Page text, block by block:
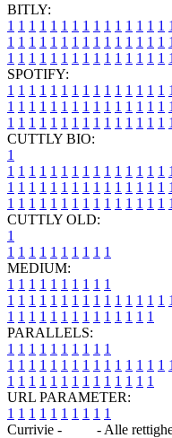
BITLY:
1 1 1 1 1 1 1 1 1 1 1 1 1 1 1 1
1 1 1 1 1 1 1 1 1 1 1 1 1 1 1 1
1 1 1 1 1 1 1 1 1 1 1 1 1 1 1 1
SPOTIFY:
1 1 1 1 1 1 1 1 1 1 1 1 1 1 1 1
1 1 1 1 1 1 1 1 1 1 1 1 1 1 1 1
1 1 1 1 1 1 1 1 1 1 1 1 1 1 1 1
CUTTLY BIO:
1
1 1 1 1 1 1 1 1 1 1 1 1 1 1 1 1
1 1 1 1 1 1 1 1 1 1 1 1 1 1 1 1
1 1 1 1 1 1 1 1 1 1 1 1 1 1 1 1
CUTTLY OLD:
1
1 1 1 1 1 1 1 1 1 1
MEDIUM:
1 1 1 1 1 1 1 1 1 1
1 1 1 1 1 1 1 1 1 1 1 1 1 1 1 1
1 1 1 1 1 1 1 1 1 1 1 1 1 1
PARALLELS:
1 1 1 1 1 1 1 1 1 1
1 1 1 1 1 1 1 1 1 1 1 1 1 1 1 1
1 1 1 1 1 1 1 1 1 1 1 1 1 1
URL PARAMETER:
1 1 1 1 1 1 1 1 1 1
Currivie -
- Alle